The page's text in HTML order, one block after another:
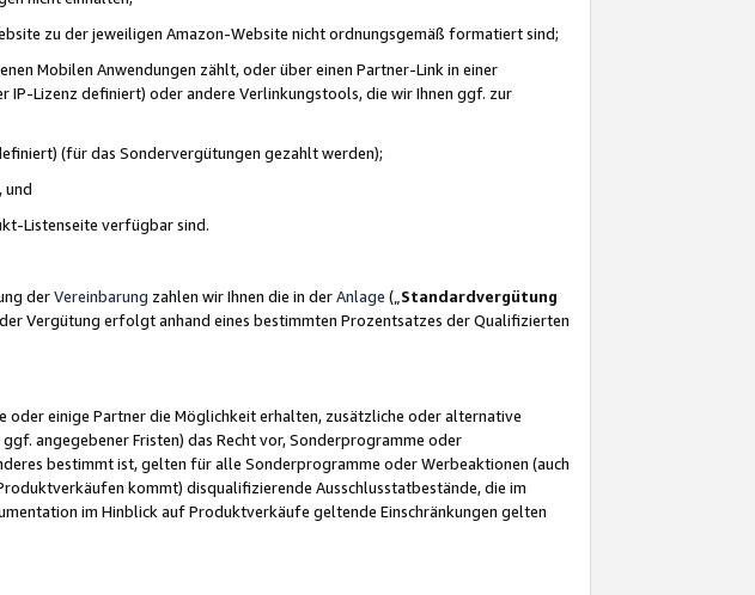
zu der jeweiligen Amazon-Website nicht ordnungsgemäß formatiert sind;
Mobilen Anwendungen zählt, oder über einen Partner-Link in einer
IP-Lizenz definiert) oder andere Verlinkungstools, die wir Ihnen ggf. zur
(für das Sondervergütungen gezahlt werden);
und
Listenseite verfügbar sind.
derVereinbarung zahlen wir Ihnen die in derAnlage („ Standardvergütung
Vergütung erfolgt anhand eines bestimmten Prozentsatzes der Qualifizierten
einige Partner die Möglichkeit erhalten, zusätzliche oder alternative
angegebener Fristen) das Recht vor, Sonderprogramme oder
bestimmt ist, gelten für alle Sonderprogramme oder Werbeaktionen (auch
kommt) disqualifizierende Ausschlusstatbestände, die im
im Hinblick auf Produktverkäufe geltende Einschränkungen gelten